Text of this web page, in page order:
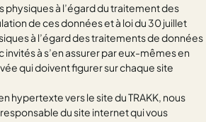
physiques à l’égard du traitement des
de ces données et à loi du 30 juillet
à l’égard des traitements de données
à s’en assurer par eux-mêmes en
qui doivent figurer sur chaque site
hypertexte vers le site du TRAKK, nous
du site internet qui vous